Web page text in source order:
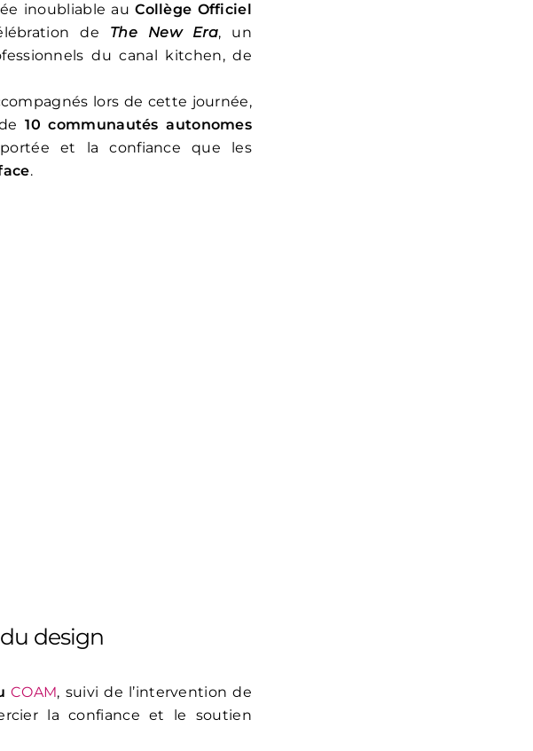
inoubliable auCollège Officiel
de The New Era, un
du canal kitchen, de
lors de cette journée,
de10 communautés autonomes
et la confiance que les
.
design
COAM, suivi de l’intervention de
la confiance et le soutien